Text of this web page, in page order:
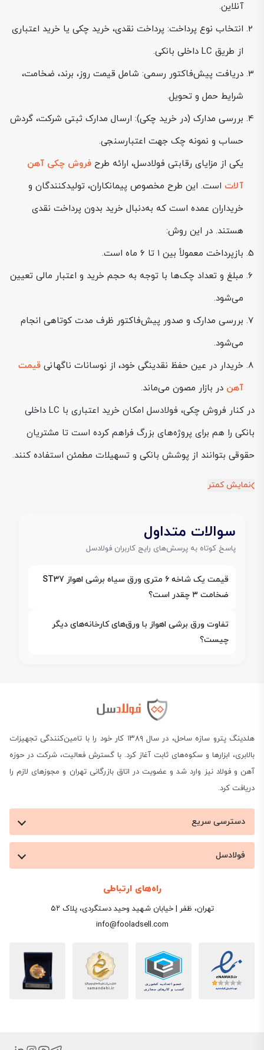
آنلاین.
انتخاب نوع پرداخت: پرداخت نقدی، خرید چکی یا خرید اعتباری
از طریق LC داخلی بانکی.
دریافت پیش‌فاکتور رسمی: شامل قیمت روز، برند، ضخامت،
شرایط حمل و تحویل.
بررسی مدارک (در خرید چکی): ارسال مدارک ثبتی شرکت، گردش
حساب و نمونه چک جهت اعتبارسنجی.
یکی از مزایای رقابتی فولادسل، ارائه طرح فروش چکی آهن
آلات است. این طرح مخصوص پیمانکاران، تولیدکنندگان و
خریداران عمده است که به‌دنبال خرید بدون پرداخت نقدی
هستند. در این روش:
بازپرداخت معمولاً بین ۱ تا ۶ ماه است.
مبلغ و تعداد چک‌ها با توجه به حجم خرید و اعتبار مالی تعیین
می‌شود.
بررسی مدارک و صدور پیش‌فاکتور ظرف مدت کوتاهی انجام
می‌شود.
خریدار در عین حفظ نقدینگی خود، از نوسانات ناگهانی قیمت
آهن در بازار مصون می‌ماند.
در کنار فروش چکی، فولادسل امکان خرید اعتباری با LC داخلی
بانکی را هم برای پروژه‌های بزرگ فراهم کرده است تا مشتریان
حقوقی بتوانند از پوشش بانکی و تسهیلات مطمئن استفاده کنند.
نمایش کمتر
سوالات متداول
پاسخ کوتاه به پرسش‌های رایج کاربران فولادسل
قیمت یک شاخه ۶ متری ورق سیاه برشی اهواز ST37
ضخامت ۳ چقدر است؟
تفاوت ورق برشی اهواز با ورق‌های کارخانه‌های دیگر
چیست؟
هلدینگ پترو سازه ساحل، در سال ۱۳۸۹ کار خود را با تامین‌کنندگی تجهیزات
بالابری، ابزارها و سکوه‌های ثابت آغاز کرد. با گسترش فعالیت، شرکت در حوزه
آهن و فولاد نیز وارد شد و عضویت در اتاق بازرگانی تهران و مجوزهای لازم را
دریافت کرد.
دسترسی سریع
فولادسل
راه‌های ارتباطی
تهران، ظفر | خیابان شهید وحید دستگردی، پلاک ۵۲
info@fooladsell.com